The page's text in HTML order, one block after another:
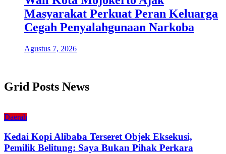
Masyarakat Perkuat Peran Keluarga
Cegah Penyalahgunaan Narkoba
Agustus 7, 2026
Grid Posts News
Daerah
Kedai Kopi Alibaba Terseret Objek Eksekusi,
Pemilik Belitung: Saya Bukan Pihak Perkara